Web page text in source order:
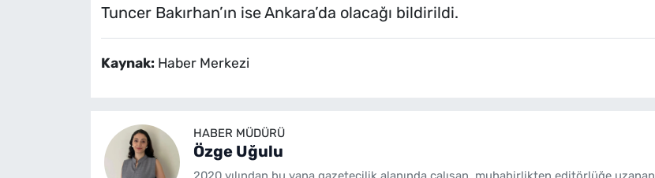
Tuncer Bakırhan’ın ise Ankara’da olacağı bildirildi.
Kaynak: Haber Merkezi
HABER MÜDÜRÜ
Özge Uğulu